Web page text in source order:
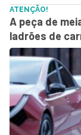
ATENÇÃO!
A peça de
ladrões de